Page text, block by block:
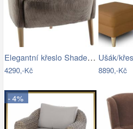
Elegantní křeslo Shadea šedobéžová…
4290,-Kč 8890,-Kč
- 4%